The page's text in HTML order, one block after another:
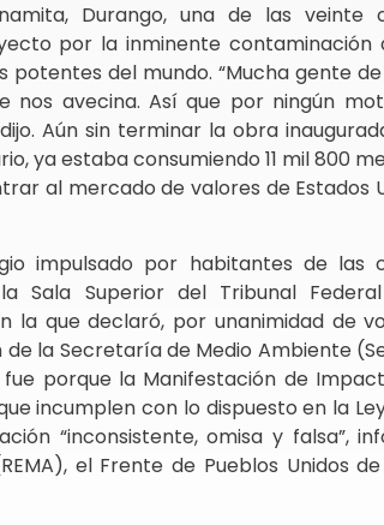
Durango, una de las veinte
por la inminente contaminación
potentes del mundo. “Mucha gente
nos avecina. Así que por ningún
Aún sin terminar la obra
ya estaba consumiendo 11 mil 800
al mercado de valores de Estados
impulsado por habitantes de las
Sala Superior del Tribunal
la que declaró, por unanimidad de
la Secretaría de Medio Ambiente
fue porque la Manifestación de
incumplen con lo dispuesto en la
“inconsistente, omisa y falsa”,
el Frente de Pueblos Unidos